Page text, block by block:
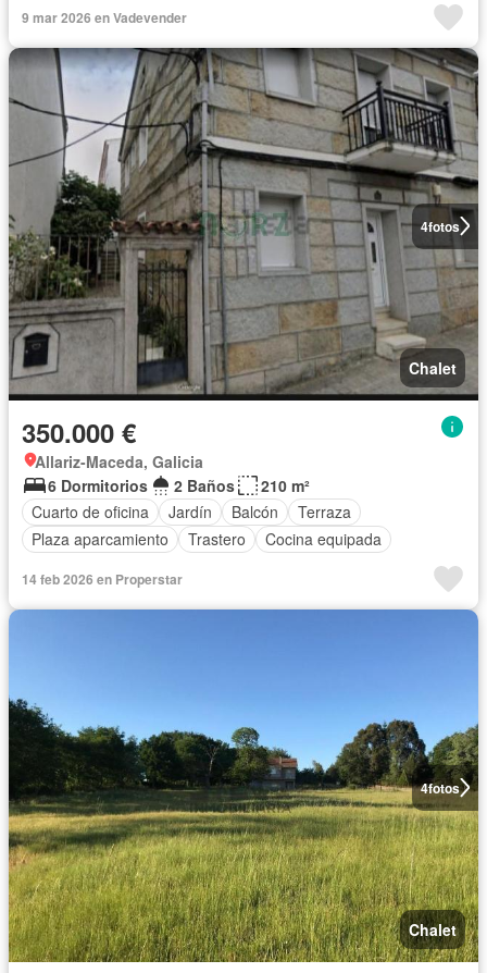
9 mar 2026 en Vadevender
4fotos
Chalet
350.000 €
Allariz-Maceda, Galicia
6 Dormitorios
2 Baños
210 m²
Cuarto de oficina
Jardín Balcón
Terraza
Plaza aparcamiento
Trastero Cocina equipada
14 feb 2026 en Properstar
4fotos
Chalet